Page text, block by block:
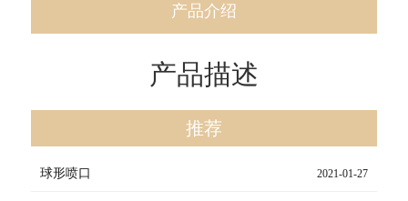
产品介绍
产品描述
推荐
球形喷口 2021-01-27